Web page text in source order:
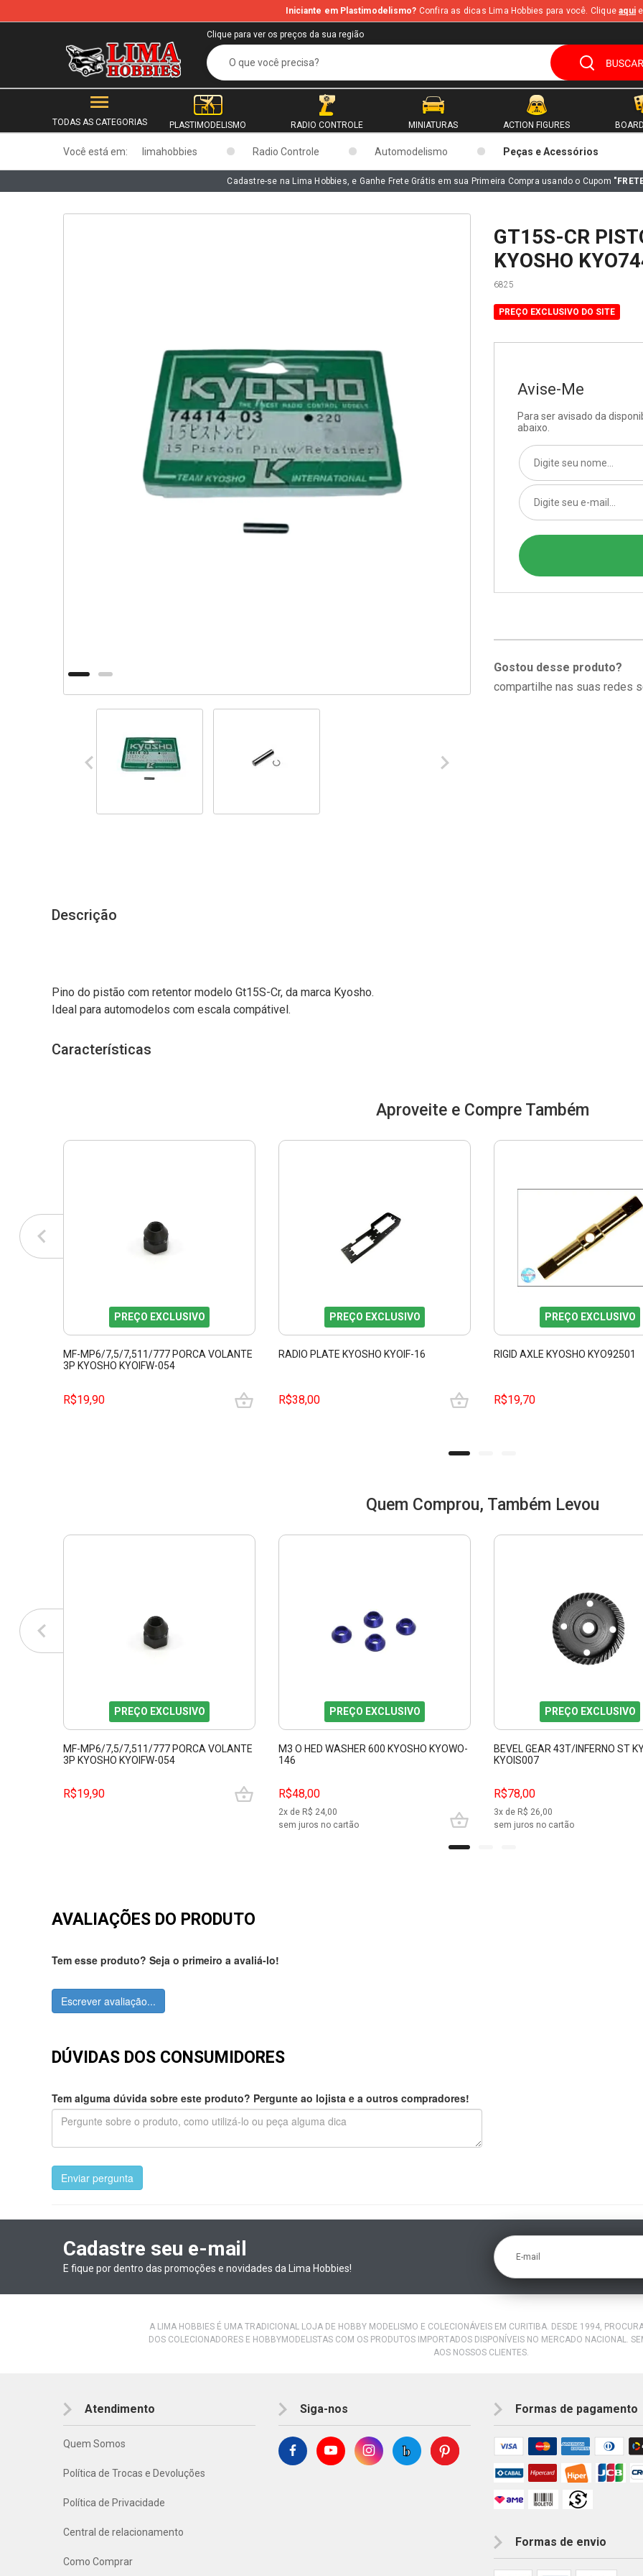
b
Iniciante em Plastimodelismo? Confira as dicas Lima Hobbies para você. Cliqueaqui
Clique para ver os preços da sua região
TODAS AS CATEGORIAS PLASTIMODELISMO RADIO CONTROLE MINIATURAS ACTION FIGURES
Você está em: limahobbies Radio Controle Automodelismo Peças e Acessórios
Cadastre-se na Lima Hobbies, e Ganhe Frete Grátis em sua Primeira Compra usando o Cupom
GT15S-CR
KYOSHO
6825
PREÇO EXCLUSIVO DO SITE
Avise-Me
Para ser avisado da
abaixo.
Gostou desse produto?
compartilhe nas suas redes
Descrição
Pino do pistão com retentor modelo Gt15S-Cr, da marca Kyosho.
Ideal para automodelos com escala compátivel.
Características
Aproveite e Compre Também
PREÇO EXCLUSIVO
MF-MP6/7,5/7,511/777 PORCA VOLANTE
3P KYOSHO KYOIFW-054
R$19,90
PREÇO EXCLUSIVO
RADIO PLATE KYOSHO KYOIF-16
R$38,00
PREÇO EXCLUSIVO
RIGID AXLE KYOSHO KYO92501
R$19,70
Quem Comprou, Também Levou
PREÇO EXCLUSIVO
MF-MP6/7,5/7,511/777 PORCA VOLANTE
3P KYOSHO KYOIFW-054
R$19,90
PREÇO EXCLUSIVO
M3 O HED WASHER 600 KYOSHO KYOWO-
146
R$48,00
2x de R$ 24,00
sem juros no cartão
PREÇO EXCLUSIVO
BEVEL GEAR 43T/INFERNO ST
KYOIS007
R$78,00
3x de R$ 26,00
sem juros no cartão
AVALIAÇÕES DO PRODUTO
Tem esse produto? Seja o primeiro a avaliá-lo!
Escrever avaliação...
DÚVIDAS DOS CONSUMIDORES
Tem alguma dúvida sobre este produto? Pergunte ao lojista e a outros compradores!
Enviar pergunta
Cadastre seu e-mail
E fique por dentro das promoções e novidades da Lima Hobbies!
E-mail
A LIMA HOBBIES É UMA TRADICIONAL LOJA DE HOBBY MODELISMO E COLECIONÁVEIS EM CURITIBA. DESDE 1994,
DOS COLECIONADORES E HOBBYMODELISTAS COM OS PRODUTOS IMPORTADOS DISPONÍVEIS NO MERCADO NACIONAL.
AOS NOSSOS CLIENTES.
Atendimento
Quem Somos
Política de Trocas e Devoluções
Política de Privacidade
Central de relacionamento
Como Comprar
Siga-nos Formas de pagamento
Formas de envio